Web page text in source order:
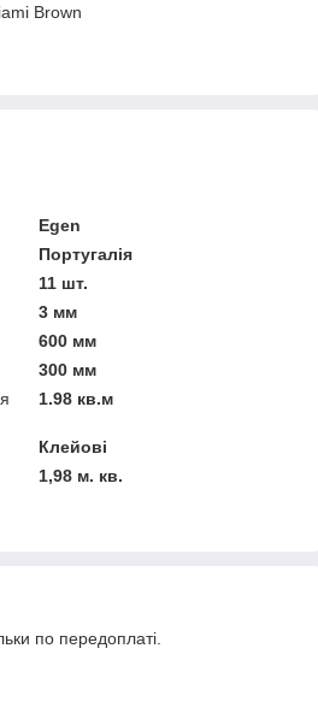
Brown
Egen
Португалія
11 шт.
3 мм
600 мм
300 мм
1.98 кв.м
Клейові
1,98 м. кв.
по передоплаті.